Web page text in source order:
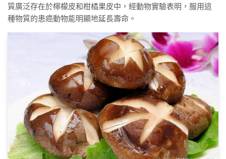
質廣泛存在於檸檬皮和柑橘果皮中，經動物實驗表明，服用這
種物質的患癌動物能明顯地延長壽命。